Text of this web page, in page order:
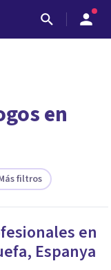
el
ofreceremos
en
filtros
en
, Espanya